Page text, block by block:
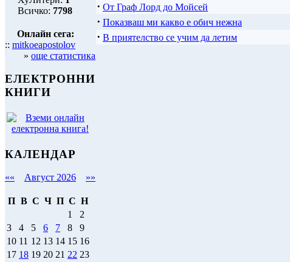
Всичко: 7798
Онлайн сега:
:: mitkoeapostolov
» още статистика
ЕЛЕКТРОННИ
КНИГИ
КАЛЕНДАР
«« Август 2026 »»
П В С Ч П С Н
1
2
3
4 5 6 7 8
9
10 11 12 13 14 15 16
17 18 19 20 21 22 23
· От Граф Лорд до Мойсей
· Показваш ми какво е обич нежна
· В приятелство се учим да летим